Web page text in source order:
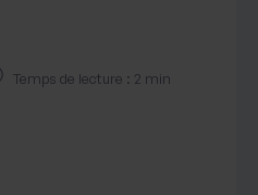
Temps de lecture : 2 min